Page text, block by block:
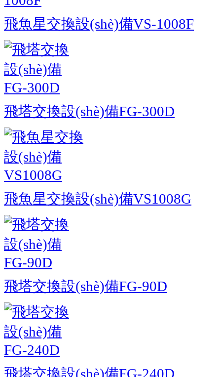
飛魚星交換設(shè)備VS-1008F
飛塔交換設(shè)備FG-300D
飛魚星交換設(shè)備VS1008G
飛塔交換設(shè)備FG-90D
飛塔交換設(shè)備FG-240D